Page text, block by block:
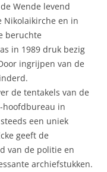
Wende levend
Nikolaikirche en in
beruchte
in 1989 druk bezig
ingrijpen van de
de tentakels van de
hoofdbureau in
een uniek
geeft de
van de politie en
archiefstukken.